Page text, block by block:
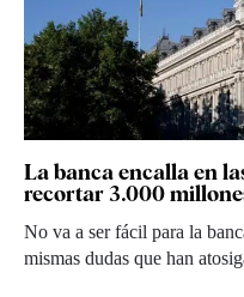
La banca encalla en
recortar 3.000
No va a ser fácil para la
mismas dudas que han